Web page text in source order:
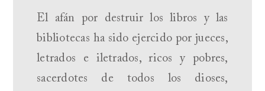
El afán por destruir los libros y las
bibliotecas ha sido ejercido por jueces,
letrados e iletrados, ricos y pobres,
sacerdotes de todos los dioses,